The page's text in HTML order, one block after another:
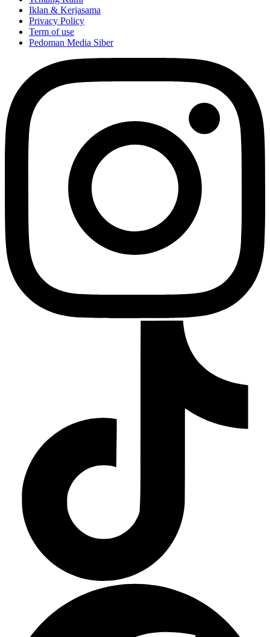
Iklan & Kerjasama
Privacy Policy
Term of use
Pedoman Media Siber